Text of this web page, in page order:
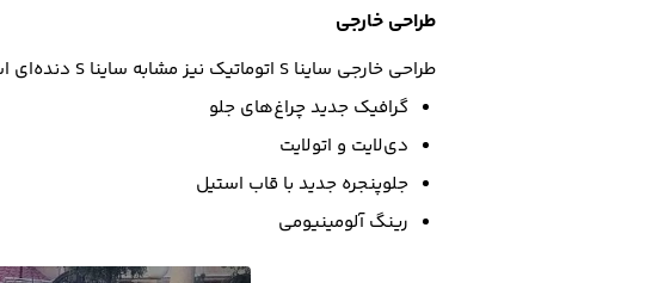
طراحی خارجی
طراحی خارجی ساینا S اتوماتیک نیز مشابه ساینا S دنده‌ای است که شامل تغییراتی نسبت به ساینا معمولی می‌شود.
گرافیک جدید چراغ‌های جلو
دی‌لایت و اتولایت
جلوپنجره جدید با قاب استیل
رینگ آلومینیومی